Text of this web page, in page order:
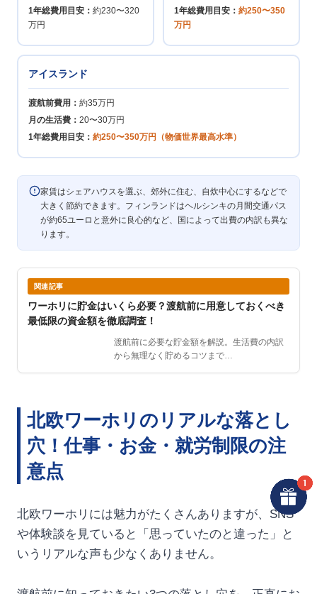
1年総費用目安： 約230〜320
万円
1年総費用目安： 約250〜350
万円
アイスランド
渡航前費用： 約35万円
月の生活費： 20〜30万円
1年総費用目安： 約250〜350万円（物価世界最高水準）
家賃はシェアハウスを選ぶ、郊外に住む、自炊中心にするなどで
大きく節約できます。フィンランドはヘルシンキの月間交通パス
が約65ユーロと意外に良心的など、国によって出費の内訳も異な
ります。
関連記事
ワーホリに貯金はいくら必要？渡航前に用意しておくべき
最低限の資金額を徹底調査！
渡航前に必要な貯金額を解説。生活費の内訳
から無理なく貯めるコツまで…
北欧ワーホリのリアルな落とし
穴！仕事・お金・就労制限の注
意点
北欧ワーホリには魅力がたくさんありますが、SNS
や体験談を見ていると「思っていたのと違った」と
いうリアルな声も少なくありません。